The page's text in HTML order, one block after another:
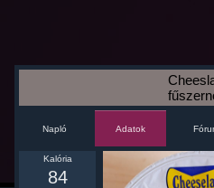
Napló Adatok
Kalória
84